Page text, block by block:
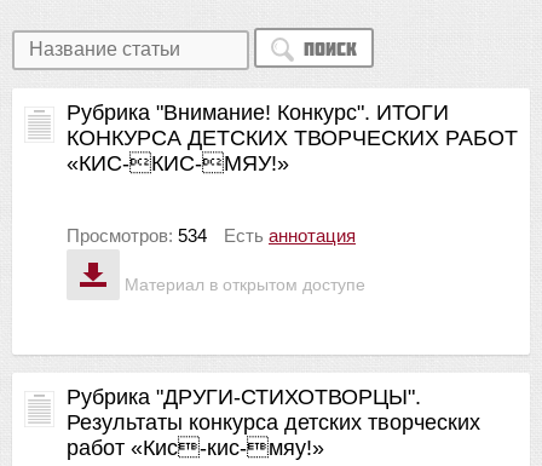
Поиск
Материал в открытом доступе
Рубрика "Внимание! Конкурс". ИТОГИ
КОНКУРСА ДЕТСКИХ ТВОРЧЕСКИХ РАБОТ
«КИС-КИС-МЯУ!»
Просмотров: 534 Есть аннотация
Рубрика "ДРУГИ-СТИХОТВОРЦЫ".
Результаты конкурса детских творческих
работ «Кис-кис-мяу!»